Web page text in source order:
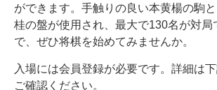
ができます。手触りの良い本黄楊の駒
桂の盤が使用され、最大で130名が対局
で、ぜひ将棋を始めてみませんか。
入場には会員登録が必要です。詳細は
ご確認ください。